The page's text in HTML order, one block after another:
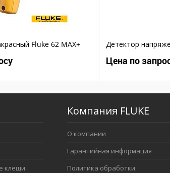
Fluke 62 MAX+ Детектор
Цена по
клещи
Компания FLUKE
О компании
Гарантийная информация
Политика обработки